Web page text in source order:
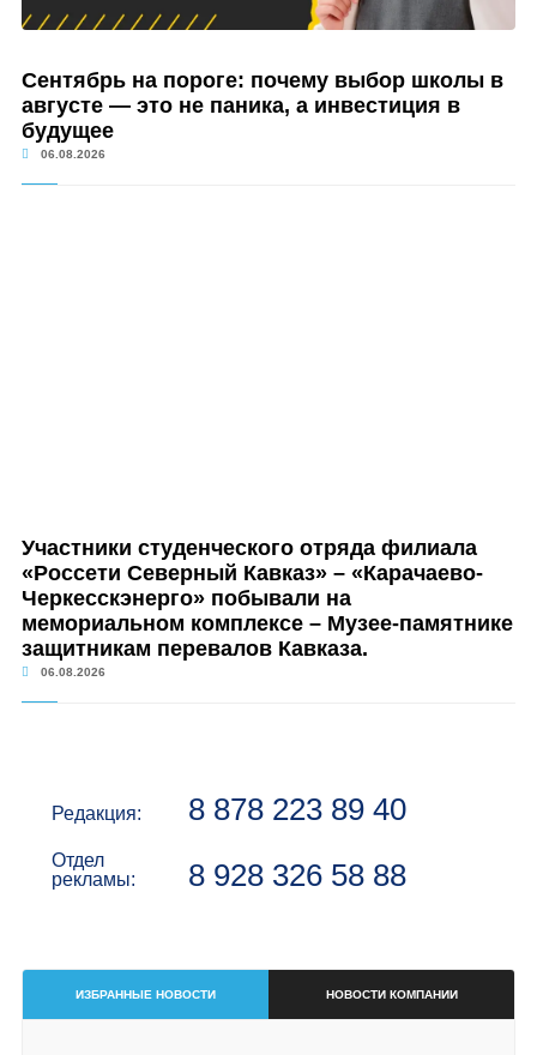
Сентябрь на пороге: почему выбор школы в
августе — это не паника, а инвестиция в
будущее
06.08.2026
Участники студенческого отряда филиала
«Россети Северный Кавказ» – «Карачаево-
Черкесскэнерго» побывали на
мемориальном комплексе – Музее-памятнике
защитникам перевалов Кавказа.
06.08.2026
Редакция: 8 878 223 89 40
Отдел
рекламы:
8 928 326 58 88
ИЗБРАННЫЕ НОВОСТИ НОВОСТИ КОМПАНИИ